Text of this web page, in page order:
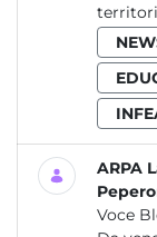
ARPA
Voce